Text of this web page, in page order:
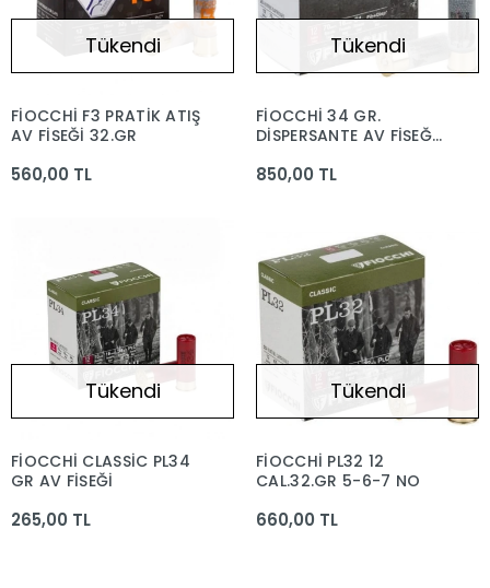
Tükendi
FİOCCHİ F3 PRATİK ATIŞ
AV FİŞEĞİ 32.GR
560,00 TL
Tükendi
FİOCCHİ 34 GR.
DİSPERSANTE AV FİŞEĞİ
850,00 TL
Tükendi
FİOCCHİ CLASSİC PL34
GR AV FİŞEĞİ
265,00 TL
Tükendi
FİOCCHİ PL32 12
CAL.32.GR 5-6-7 NO
660,00 TL